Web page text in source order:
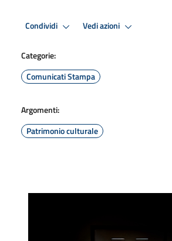
Condividi Vedi azioni
Categorie:
Comunicati Stampa
Argomenti:
Patrimonio culturale